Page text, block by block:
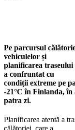
Pe parcursul
vehiculelor și
planificarea traseului
a confruntat cu
condiții extreme pe
-21°C în Finlanda, în
patra zi.
Planificarea atentă a